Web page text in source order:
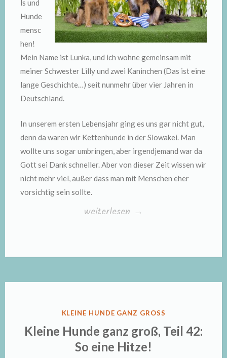
ls und
Hunde
mensc
hen!
Mein Name ist Lunka, und ich wohne gemeinsam mit
meiner Schwester Lilly und zwei Kaninchen (Das ist eine
lange Geschichte…) seit nunmehr über vier Jahren in
Deutschland.
In unserem ersten Lebensjahr ging es uns gar nicht gut,
denn da waren wir Kettenhunde in der Slowakei. Man
wollte uns sogar umbringen, aber irgendjemand war da
Gott sei Dank schneller. Aber von dieser Zeit wissen wir
nicht mehr viel, außer dass man mit Menschen eher
vorsichtig sein sollte.
„Kleine
groß,
Der
schwer
erziehbare
weiterlesen →
VERÖFFENTLICHT
KLEINE HUNDE GANZ GROSS
Kleine Hunde ganz groß, Teil 42:
So eine Hitze!